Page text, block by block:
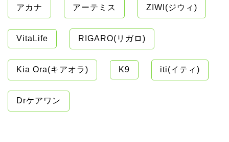
アカナ アーテミス ZIWI(ジウィ)
VitaLife RIGARO(リガロ)
Kia Ora(キアオラ) K9 iti(イティ)
Drケアワン